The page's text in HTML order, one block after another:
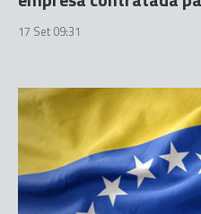
17 Set 09:31